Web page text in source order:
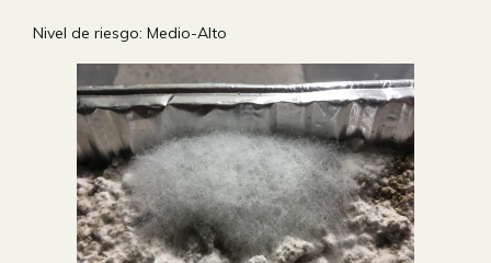
Nivel de riesgo: Medio-Alto